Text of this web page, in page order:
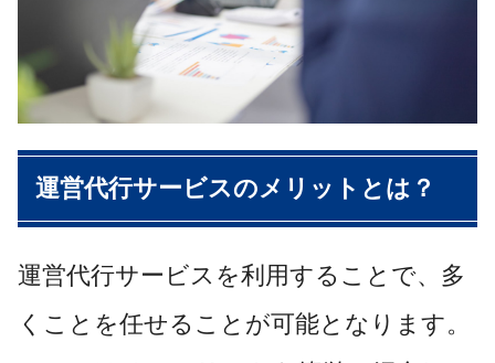
運営代行サービスのメリットとは？
運営代行サービスを利用することで、多
くことを任せることが可能となります。